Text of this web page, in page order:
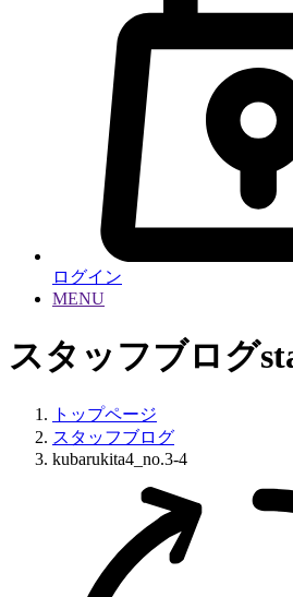
ログイン
MENU
スタッフブログ
トップページ
スタッフブログ
kubarukita4_no.3-4